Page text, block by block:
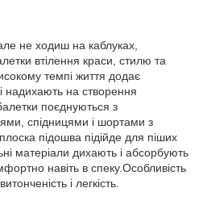
не ходиш на каблуках,
втілення краси, стилю та
темпі життя додає
надихають на створення
поєднуються з
спідницями і шортами з
підошва підійде для піших
матеріали дихають і абсорбують
навіть в спеку.Особливість
і легкість.